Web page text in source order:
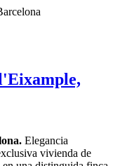
Elegancia
vivienda de